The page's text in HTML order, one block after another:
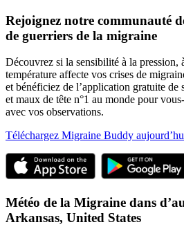
Rejoignez notre communauté
de guerriers de la migraine
Découvrez si la sensibilité à la pression,
température affecte vos crises de
et bénéficiez de l’application gratuite de
et maux de tête n°1 au monde pour
avec vos observations.
Téléchargez Migraine Buddy
Météo de la Migraine dans
Arkansas, United States